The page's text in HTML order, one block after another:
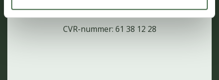
CVR-nummer: 61 38 12 28